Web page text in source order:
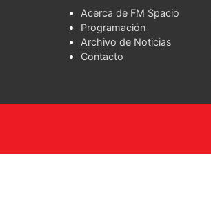
Acerca de FM Spacio
Programación
Archivo de Noticias
Contacto